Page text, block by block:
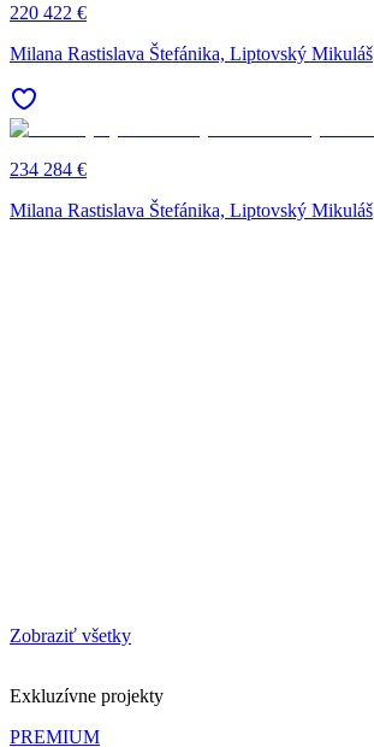
220 422 €
Milana Rastislava Štefánika, Liptovský Mikuláš
234 284 €
Milana Rastislava Štefánika, Liptovský Mikuláš
Zobraziť všetky
Exkluzívne projekty
PREMIUM